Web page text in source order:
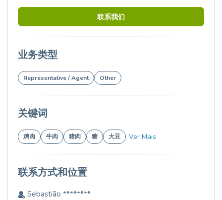
联系我们
业务类型
Representative / Agent Other
关键词
鸡肉 牛肉 猪肉 糖 大豆 Ver Mais
联系方式和位置
Sebastião ********